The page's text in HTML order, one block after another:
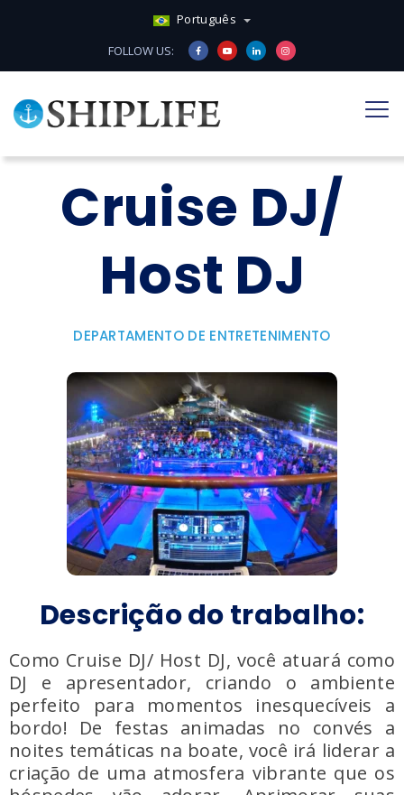
Português
FOLLOW US:
Cruise DJ/
Host DJ
DEPARTAMENTO DE ENTRETENIMENTO
Descrição do trabalho:
Como Cruise DJ/ Host DJ, você atuará como
DJ e apresentador, criando o ambiente
perfeito para momentos inesquecíveis a
bordo! De festas animadas no convés a
noites temáticas na boate, você irá liderar a
criação de uma atmosfera vibrante que os